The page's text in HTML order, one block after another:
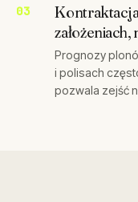
założeniach,
Prognozy
i polisach
pozwala zejść